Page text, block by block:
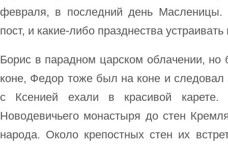
февраля, в последний день Масленицы.
пост, и какие-либо празднества
Борис в парадном царском облачении, но
коне, Федор тоже был на коне и следовал
с Ксенией ехали в красивой
Новодевичьего монастыря до стен
народа. Около крепостных стен их